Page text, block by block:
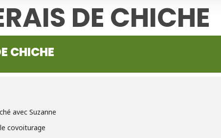
DE CHICHE
CHICHE
avec Suzanne
covoiturage